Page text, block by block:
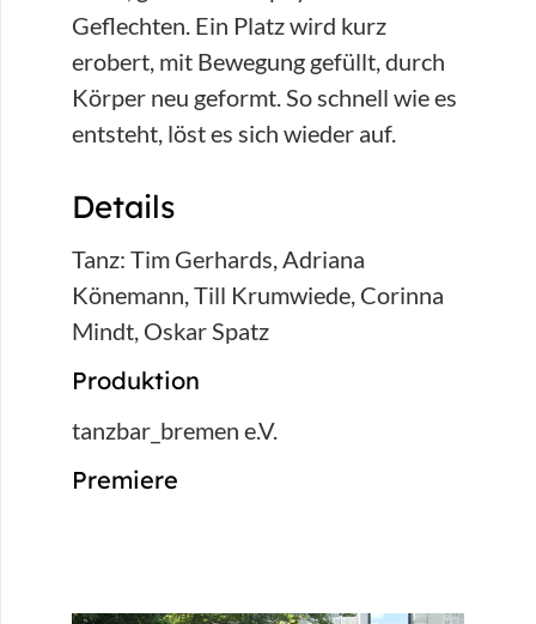
Geflechten. Ein Platz wird kurz
erobert, mit Bewegung gefüllt, durch
Körper neu geformt. So schnell wie es
entsteht, löst es sich wieder auf.
Details
Tanz: Tim Gerhards, Adriana
Könemann, Till Krumwiede, Corinna
Mindt, Oskar Spatz
Produktion
tanzbar_bremen e.V.
Premiere